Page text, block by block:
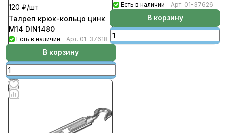
120 ₽/шт
Талреп крюк-кольцо цинк
М14 DIN1480
Есть в наличии Арт. 01-37618
В корзину
Есть в наличии Арт. 01-37626
В корзину